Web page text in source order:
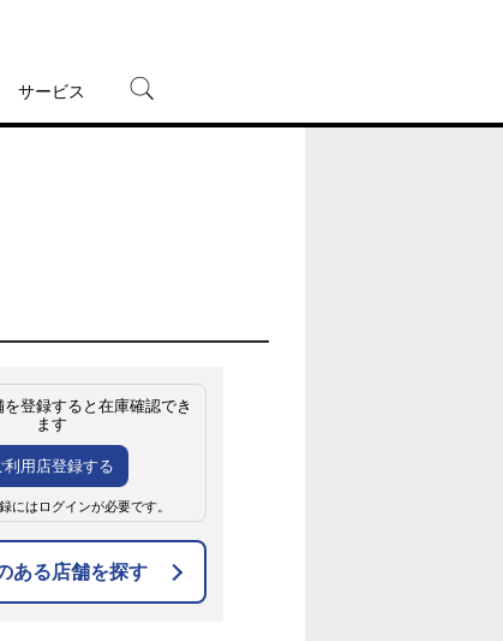
サービス
登録すると在庫確認でき
ます
利用店登録する
にはログインが必要です。
ある店舗を探す